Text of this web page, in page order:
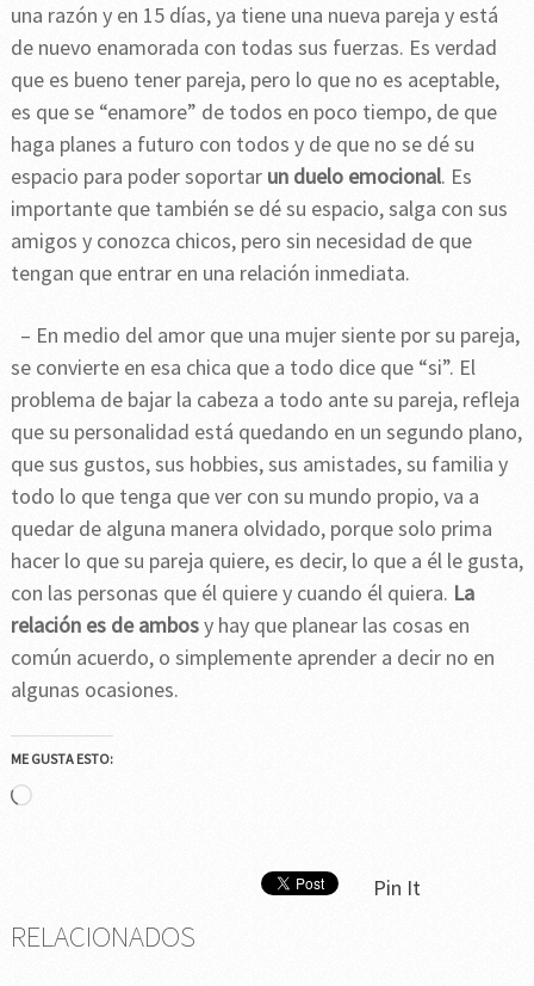
una razón y en 15 días, ya tiene una nueva pareja y está
de nuevo enamorada con todas sus fuerzas. Es verdad
que es bueno tener pareja, pero lo que no es aceptable,
es que se “enamore” de todos en poco tiempo, de que
haga planes a futuro con todos y de que no se dé su
espacio para poder soportar un duelo emocional. Es
importante que también se dé su espacio, salga con sus
amigos y conozca chicos, pero sin necesidad de que
tengan que entrar en una relación inmediata.
– En medio del amor que una mujer siente por su pareja,
se convierte en esa chica que a todo dice que “si”. El
problema de bajar la cabeza a todo ante su pareja, refleja
que su personalidad está quedando en un segundo plano,
que sus gustos, sus hobbies, sus amistades, su familia y
todo lo que tenga que ver con su mundo propio, va a
quedar de alguna manera olvidado, porque solo prima
hacer lo que su pareja quiere, es decir, lo que a él le gusta,
con las personas que él quiere y cuando él quiera. La
relación es de ambosy hay que planear las cosas en
común acuerdo, o simplemente aprender a decir no en
algunas ocasiones.
ME GUSTA ESTO:
Cargando...
Pin It
RELACIONADOS